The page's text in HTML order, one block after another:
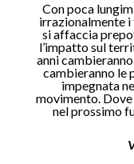
Con poca
irrazionalmente
si affaccia
l’impatto sul
anni
cambieranno le
impegnata
movimento.
nel prossimo